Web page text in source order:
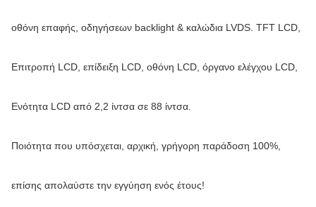
οθόνη επαφής, οδηγήσεων backlight & καλώδια LVDS. TFT LCD,
Επιτροπή LCD, επίδειξη LCD, οθόνη LCD, όργανο ελέγχου LCD,
Ενότητα LCD από 2,2 ίντσα σε 88 ίντσα.
Ποιότητα που υπόσχεται, αρχική, γρήγορη παράδοση 100%,
επίσης απολαύστε την εγγύηση ενός έτους!